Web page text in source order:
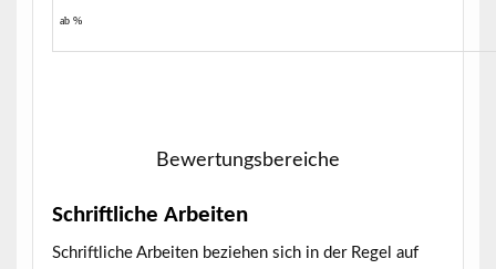
ab %
Bewertungsbereiche
Schriftliche Arbeiten
Schriftliche Arbeiten beziehen sich in der Regel auf